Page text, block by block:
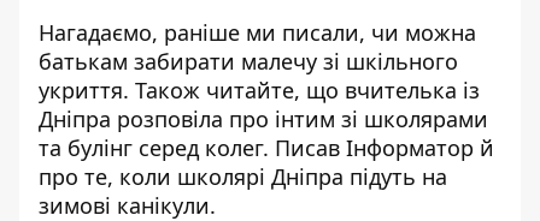
Нагадаємо, раніше ми писали, чи можна
батькам забирати малечу зі шкільного
укриття. Також читайте, що вчителька із
Дніпра розповіла про інтим зі школярами
та булінг серед колег. Писав Інформатор й
про те, коли школярі Дніпра підуть на
зимові канікули.